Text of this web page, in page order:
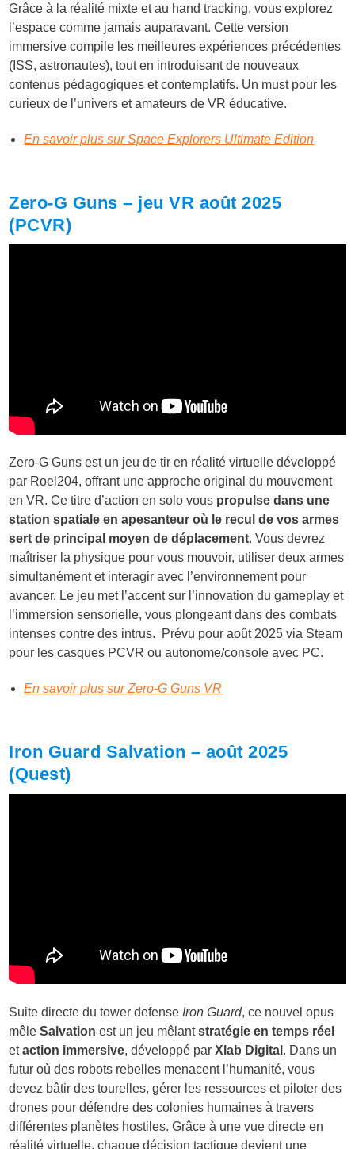
Grâce à la réalité mixte et au hand tracking, vous explorez
l’espace comme jamais auparavant. Cette version
immersive compile les meilleures expériences précédentes
(ISS, astronautes), tout en introduisant de nouveaux
contenus pédagogiques et contemplatifs. Un must pour les
curieux de l’univers et amateurs de VR éducative.
En savoir plus sur Space Explorers Ultimate Edition
Zero-G Guns – jeu VR août 2025
(PCVR)
Zero-G Guns est un jeu de tir en réalité virtuelle développé
par Roel204, offrant une approche original du mouvement
en VR. Ce titre d’action en solo vous propulse dans une
station spatiale en apesanteur où le recul de vos armes
sert de principal moyen de déplacement. Vous devrez
maîtriser la physique pour vous mouvoir, utiliser deux armes
simultanément et interagir avec l’environnement pour
avancer. Le jeu met l’accent sur l’innovation dugameplay et
l’immersion sensorielle, vous plongeant dans des combats
intenses contre des intrus. Prévu pouraoût 2025 via Steam
pour les casques PCVR ou autonome/console avec PC.
En savoir plus sur Zero-G Guns VR
Iron Guard Salvation – août 2025
(Quest)
Suite directe du tower defense Iron Guard, ce nouvel opus
mêle Salvation est un jeu mêlantstratégie en temps réel
etaction immersive, développé parXlab Digital . Dans un
futur où des robots rebelles menacent l’humanité, vous
devez bâtir des tourelles, gérer les ressources et piloter des
drones pour défendre des colonies humaines à travers
différentes planètes hostiles. Grâce à une vue directe en
réalité virtuelle, chaque décision tactique devient une